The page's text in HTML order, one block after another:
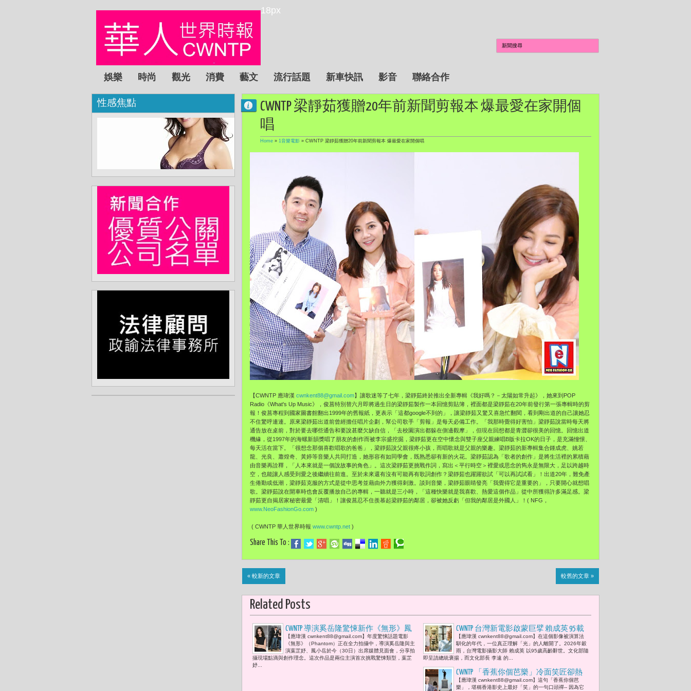
18px
娛樂 時尚 觀光 消費 藝文 流行話題 新車快訊 影音 聯絡合作
CWNTP 梁靜茹獲贈20年前新聞剪報本 爆最愛在家開個
唱
Home » 1音樂電影 » CWNTP 梁靜茹獲贈20年前新聞剪報本 爆最愛在家開個唱
【CWNTP 應瑋漢 cwnkent88@gmail.com】讓歌迷等了七年，梁靜茹終於推出全新專輯《我好嗎？－太陽如常升起》，她來到POP
Radio《What's Up Music》，俊菖特別替六月即將過生日的梁靜茹製作一本回憶剪貼簿，裡面都是梁靜茹在20年前發行第一張專輯時的剪
報！俊菖專程到國家圖書館翻出1999年的舊報紙，更表示「這都google不到的」，讓梁靜茹又驚又喜急忙翻閱，看到剛出道的自己讓她忍
不住驚呼連連。原來梁靜茹出道前曾經擔任唱片企劃，幫公司歌手「剪報」是每天必備工作。「我那時覺得好害怕」梁靜茹說當時每天將
通告放在桌前，對於要去哪些通告和要說甚麼欠缺自信，「去校園演出都躲在側邊觀摩」，但現在回想都是青澀卻很美的回憶。回憶出道
機緣，從1997年的海螺新韻獎唱了朋友的創作而被李宗盛挖掘，梁靜茹更在空中懷念與雙子座父親練唱B版卡拉OK的日子，是充滿憧憬、
每天活在當下。「很想念那個喜歡唱歌的爸爸」，梁靜茹說父親很疼小孩，而唱歌就是父親的樂趣。梁靜茹的新專輯集合鍾成虎、姚若
龍、光良、蕭煌奇、黃婷等音樂人共同打造，她形容有如同學會，既熟悉卻有新的火花。梁靜茹認為「歌者的創作」是將生活裡的累積藉
由音樂再詮釋，「人本來就是一個說故事的角色」。這次梁靜茹更挑戰作詞，寫出＜平行時空＞裡愛或思念的雋永是無限大，足以跨越時
空，也能讓人感受到愛之後繼續往前進。至於未來還有沒有可能再有歌詞創作？梁靜茹也躍躍欲試「可以再試試看」！出道20年，難免產
生倦勤或低潮，梁靜茹克服的方式是從中思考並藉由外力獲得刺激。談到音樂，梁靜茹眼睛發亮「我覺得它是重要的」，只要開心就想唱
歌。梁靜茹說在開車時也會反覆播放自己的專輯，一聽就是三小時，「這種快樂就是我喜歡、熱愛這個作品」從中所獲得許多滿足感。梁
靜茹更自揭居家秘密最愛「清唱」！讓俊菖忍不住羨慕起梁靜茹的鄰居，卻被她反虧「但我的鄰居是外國人」！( NFG，
www.NeoFashionGo.com )
( CWNTP 華人世界時報 www.cwntp.net )
Share This To :
« 較新的文章 較舊的文章 »
Related Posts
CWNTP 導演奚岳隆驚悚新作《無形》鳳
小岳、葉芷妤打造本土隱形人世界 比美
希區考克心理驚悚劇
【應瑋漢 cwnkent88@gmail.com】年度驚悚話題電影
《無形》（Phantom）正在全力拍攝中，導演奚岳隆與主
演葉芷妤、鳳小岳於今（30日）出席媒體見面會，分享拍
攝現場點滴與創作理念。這次作品是兩位主演首次挑戰驚悚類型，葉芷
妤...
CWNTP 台灣新電影啟蒙巨擘 賴成英 95 載
謙卑謝幕 李遠：「賴成英是許多電影大
師的導師。」兒媳于長君：「他待人如
春風的真誠，做人非常成功，所以晚年
如此幸福。」
【應瑋漢 cwnkent88@gmail.com】在這個影像被演算法
馴化的年代，一位真正理解「光」的人離開了。2026年穀
雨，台灣電影攝影大師 賴成英 以95歲高齡辭世。文化部隨
即呈請總統褒揚，而文化部長 李遠 的...
CWNTP 「香蕉你個芭樂」冷面笑匠卻熱
血政治靈魂的馮淬帆最後告別「笑，是
【應瑋漢 cwnkent88@gmail.com】這句「香蕉你個芭
樂」，堪稱香港影史上最好「笑」的一句口頭禪-- 因為它
性感焦點